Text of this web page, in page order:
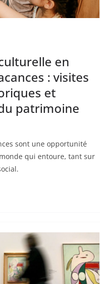
en
: visites
et
patrimoine
sont une opportunité
qui entoure, tant sur